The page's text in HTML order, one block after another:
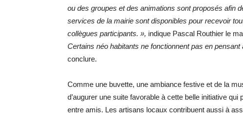
ou des groupes et des animations sont proposés afin
services de la mairie sont disponibles pour recevoir
collègues participants. », indique Pascal Routhier le
Certains néo habitants ne fonctionnent pas en
conclure.
Comme une buvette, une ambiance festive et de la
d’augurer une suite favorable à cette belle initiative
entre amis. Les artisans locaux contribuent aussi à